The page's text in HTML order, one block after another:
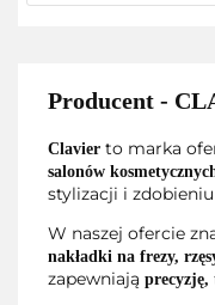
Producent -
Clavier to marka
salonów
stylizacji i
W naszej ofercie
nakładki na frezy,
zapewniają precyzję,